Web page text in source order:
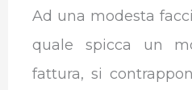
Ad una modesta
quale spicca un
fattura, si